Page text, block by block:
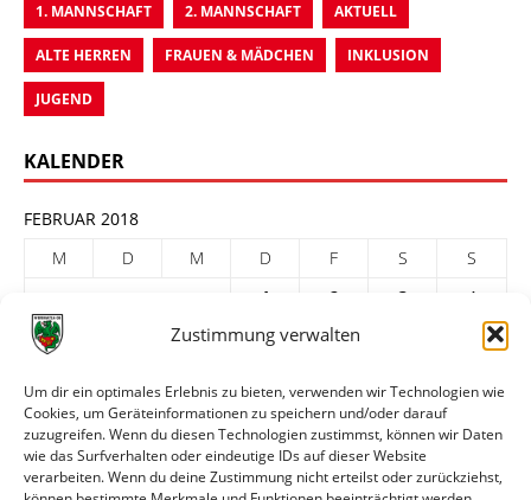
Zustimmung verwalten
Um dir ein optimales Erlebnis zu bieten, verwenden wir Technologien wie
Cookies, um Geräteinformationen zu speichern und/oder darauf
zuzugreifen. Wenn du diesen Technologien zustimmst, können wir Daten
wie das Surfverhalten oder eindeutige IDs auf dieser Website
verarbeiten. Wenn du deine Zustimmung nicht erteilst oder zurückziehst,
1. MANNSCHAFT 2. MANNSCHAFT AKTUELL
ALTE HERREN FRAUEN & MÄDCHEN INKLUSION
JUGEND
KALENDER
FEBRUAR 2018
M
D M D F S
S
1
2 3
4
5
7 8 9
19
20 21 22 23 24
26
27
28
« Jan.
März »